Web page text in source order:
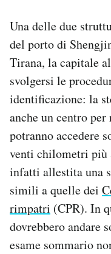
Una delle due
del porto di
Tirana, la capitale
svolgersi le
identificazione: la
anche un centro
potranno accedere
venti chilometri più
infatti allestita una
simili a quelle dei
rimpatri (CPR). In
dovrebbero andare
esame sommario